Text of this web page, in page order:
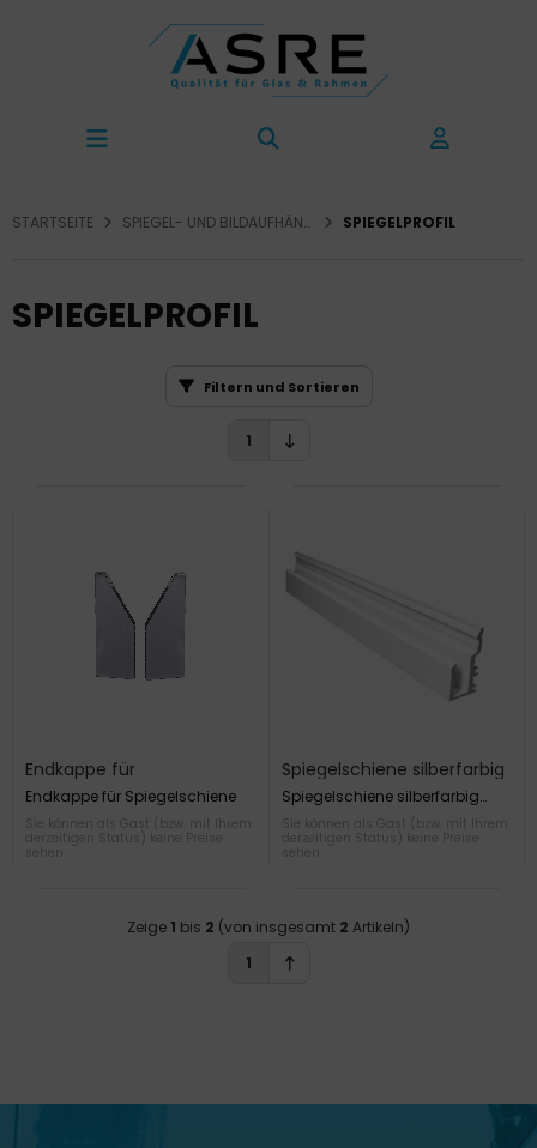
STARTSEITE SPIEGEL- UND BILDAUFHÄNGUNG SPIEGELPROFIL
SPIEGELPROFIL
Filtern und Sortieren
1
Endkappe für
Spiegelschiene
Endkappe für Spiegelschiene
Sie können als Gast (bzw. mit Ihrem
derzeitigen Status) keine Preise
Spiegelschiene silberfarbig
eloxiert EV 1
Spiegelschiene silberfarbig
Sie können als Gast (bzw. mit Ihrem
derzeitigen Status) keine Preise
Zeige 1 bis 2 (von insgesamt 2 Artikeln)
1